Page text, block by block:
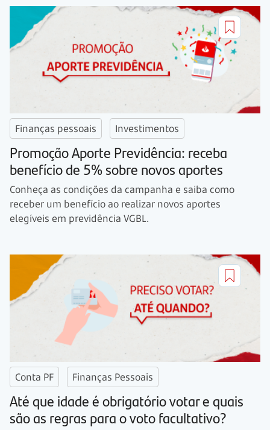
Finanças pessoais Investimentos
Promoção Aporte Previdência: receba
benefício de 5% sobre novos aportes
Conheça as condições da campanha e saiba como
receber um benefício ao realizar novos aportes
elegíveis em previdência VGBL.
Conta PF Finanças Pessoais
Até que idade é obrigatório votar e quais
são as regras para o voto facultativo?